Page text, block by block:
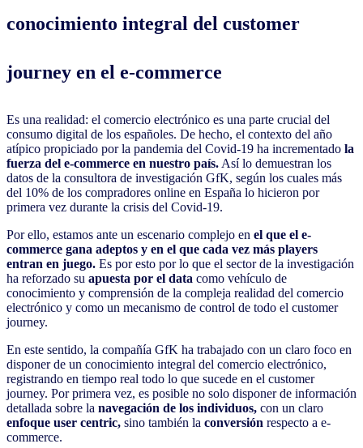
conocimiento integral del customer
journey en el e-commerce
Es una realidad: el comercio electrónico es una parte crucial del
consumo digital de los españoles. De hecho, el contexto del año
atípico propiciado por la pandemia del Covid-19 ha incrementado la
fuerza del e-commerce en nuestro país. Así lo demuestran los
datos de la consultora de investigación GfK, según los cuales más
del 10% de los compradores online en España lo hicieron por
primera vez durante la crisis del Covid-19.
Por ello, estamos ante un escenario complejo en el que el e-
commerce gana adeptos y en el que cada vez más players
entran en juego. Es por esto por lo que el sector de la investigación
ha reforzado su apuesta por el data como vehículo de
conocimiento y comprensión de la compleja realidad del comercio
electrónico y como un mecanismo de control de todo el customer
journey.
En este sentido, la compañía GfK ha trabajado con un claro foco en
disponer de un conocimiento integral del comercio electrónico,
registrando en tiempo real todo lo que sucede en el customer
journey. Por primera vez, es posible no solo disponer de información
detallada sobre la navegación de los individuos, con un claro
enfoque user centric, sino también la conversión respecto a e-
commerce.